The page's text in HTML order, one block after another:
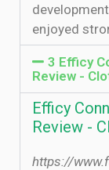
enjoyed
3 Efficy
Review -
Efficy
Review -
https://